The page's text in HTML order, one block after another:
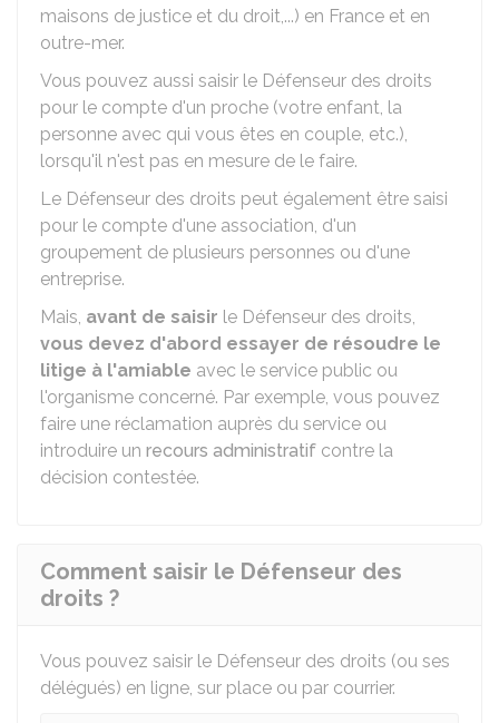
maisons de justice et du droit,...) en France et en
outre-mer.
Vous pouvez aussi saisir le Défenseur des droits
pour le compte d'un proche (votre enfant, la
personne avec qui vous êtes en couple, etc.),
lorsqu'il n'est pas en mesure de le faire.
Le Défenseur des droits peut également être saisi
pour le compte d'une association, d'un
groupement de plusieurs personnes ou d'une
entreprise.
Mais, avant de saisir le Défenseur des droits,
vous devez d'abord essayer de résoudre le
litige à l'amiable avec le service public ou
l'organisme concerné. Par exemple, vous pouvez
faire une réclamation auprès du service ou
introduire un recours administratif contre la
décision contestée.
Comment saisir le Défenseur des
droits ?
Vous pouvez saisir le Défenseur des droits (ou ses
délégués) en ligne, sur place ou par courrier.